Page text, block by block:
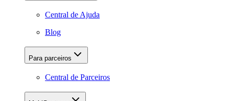
Central de Ajuda
Blog
Para parceiros
Central de Parceiros